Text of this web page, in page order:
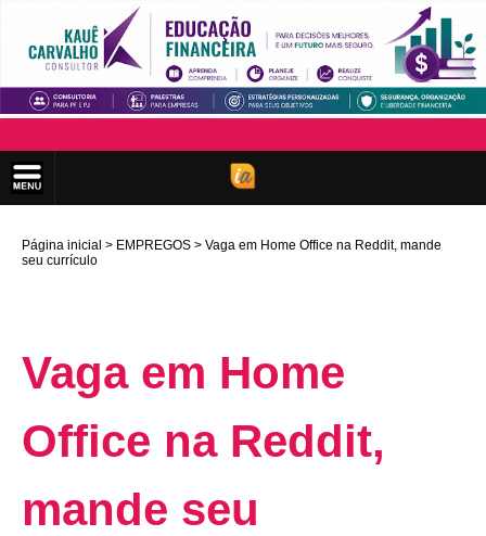
Página inicial EMPREGOS
Vaga em Home Office na Reddit, mande
seu currículo
Vaga em Home
Office na Reddit,
mande seu